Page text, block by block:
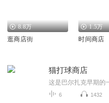
8.8万
逛商店街
1.5万
时间商店
猫打球商店
6 1432